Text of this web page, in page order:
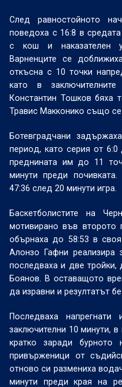
След равностойното
поведоха с 16:8 в
с кош и наказателен
Варненците се
откъсна с 10 точки
като в
Константин Тошков бяха
Травис Макконико също се
Ботевградчани
период, като серия от 6:0
преднината им до 11
минути преди
47:36 след 20 минути игра.
Баскетболистите на
мотивирано във второто
обърнаха до 58:53 в
Алонзо Гафни реализира
последваха и две
Боянов. В оставащото
да изравни и резултатът
Последваха
заключителни 10 минути,
кратко заради бурното
привърженици от
отново си размениха
минути преди края на